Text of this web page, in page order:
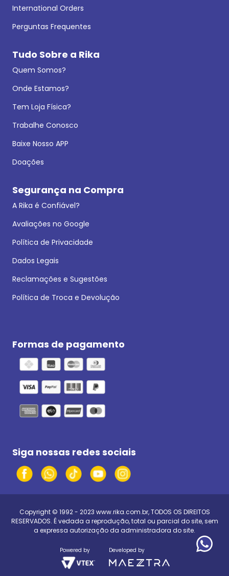
International Orders
Perguntas Frequentes
Tudo Sobre a Rika
Quem Somos?
Onde Estamos?
Tem Loja Física?
Trabalhe Conosco
Baixe Nosso APP
Doações
Segurança na Compra
A Rika é Confiável?
Avaliações no Google
Política de Privacidade
Dados Legais
Reclamações e Sugestões
Política de Troca e Devolução
Formas de pagamento
Siga nossas redes sociais
Copyright © 1992 - 2023 www.rika.com.br, TODOS OS DIREITOS
RESERVADOS. É vedada a reprodução, total ou parcial do site, sem
a expressa autorização da administradora do site.
Powered by Developed by